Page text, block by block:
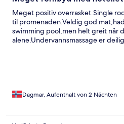
Meget positiv overrasket.Single
til promenaden.Veldig god
swimming pool,men helt greit når
alene.Undervannsmassage er
Dagmar, Aufenthalt von 2 Nächten